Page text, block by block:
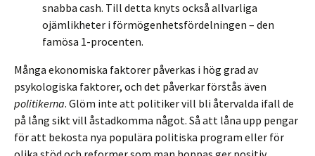
snabba cash. Till detta knyts också allvarliga
ojämlikheter i förmögenhetsfördelningen – den
famösa 1-procenten.
Många ekonomiska faktorer påverkas i hög grad av
psykologiska faktorer, och det påverkar förstås även
politikerna. Glöm inte att politiker vill bli återvalda ifall de
på lång sikt vill åstadkomma något. Så att låna upp pengar
för att bekosta nya populära politiska program eller för